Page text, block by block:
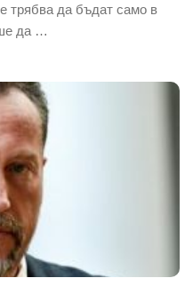
трябва да бъдат само в
да …